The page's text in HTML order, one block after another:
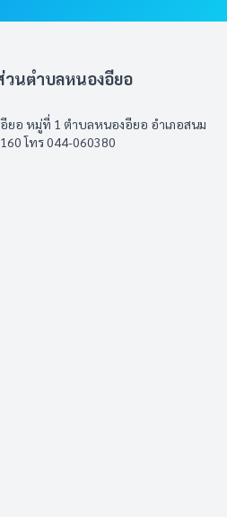
วนตำบลหนองอียอ
ยอ หมู่ที่ 1 ตำบลหนองอียอ อำเภอสนม
โทร 044-060380